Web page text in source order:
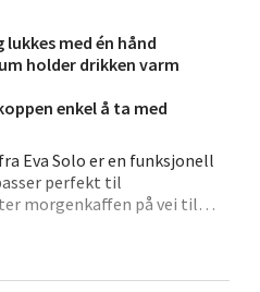
med én hånd
holder drikken varm
enkel å ta med
Eva Solo er en funksjonell
perfekt til
morgenkaffen på vei til
for å
Senter Orkanger
113, 7300